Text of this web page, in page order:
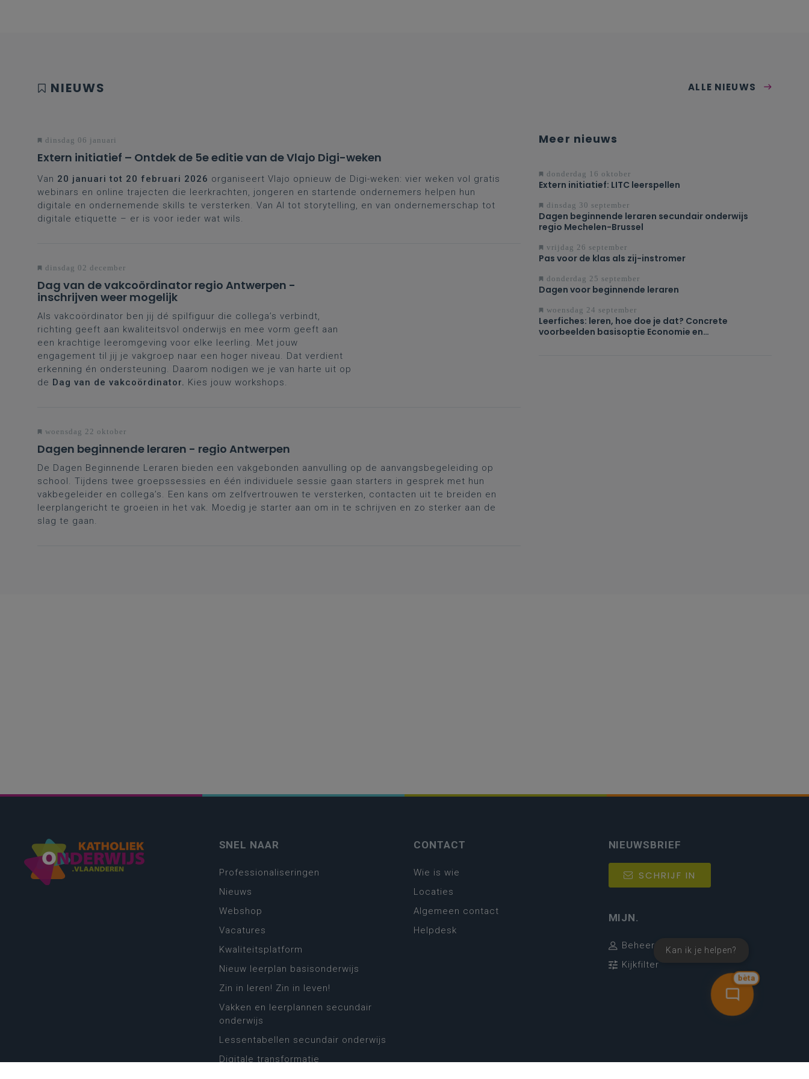
NIEUWS ALLE NIEUWS
dinsdag 06 januari
Extern initiatief – Ontdek de 5e editie van de Vlajo Digi-weken
Van 20 januari tot 20 februari 2026 organiseert Vlajo opnieuw de Digi-weken: vier weken vol gratis
webinars en online trajecten die leerkrachten, jongeren en startende ondernemers helpen hun
digitale en ondernemende skills te versterken. Van AI tot storytelling, en van ondernemerschap tot
digitale etiquette – er is voor ieder wat wils.
dinsdag 02 december
Dag van de vakcoördinator regio Antwerpen -
inschrijven weer mogelijk
Als vakcoördinator ben jij dé spilfiguur die collega’s verbindt,
richting geeft aan kwaliteitsvol onderwijs en mee vorm geeft aan
een krachtige leeromgeving voor elke leerling. Met jouw
engagement til jij je vakgroep naar een hoger niveau. Dat verdient
erkenning én ondersteuning. Daarom nodigen we je van harte uit op
de Dag van de vakcoördinator. Kies jouw workshops.
woensdag 22 oktober
Dagen beginnende leraren - regio Antwerpen
De Dagen Beginnende Leraren bieden een vakgebonden aanvulling op de aanvangsbegeleiding op
school. Tijdens twee groepssessies en één individuele sessie gaan starters in gesprek met hun
vakbegeleider en collega’s. Een kans om zelfvertrouwen te versterken, contacten uit te breiden en
leerplangericht te groeien in het vak. Moedig je starter aan om in te schrijven en zo sterker aan de
slag te gaan.
Meer nieuws
donderdag 16 oktober
Extern initiatief: LITC leerspellen
dinsdag 30 september
Dagen beginnende leraren secundair onderwijs
regio Mechelen-Brussel
vrijdag 26 september
Pas voor de klas als zij-instromer
donderdag 25 september
Dagen voor beginnende leraren
woensdag 24 september
Leerfiches: leren, hoe doe je dat? Concrete
voorbeelden basisoptie Economie en
bèta
Kan ik je helpen?
SNEL NAAR
Professionaliseringen
Nieuws
Webshop
Vacatures
Kwaliteitsplatform
Nieuw leerplan basisonderwijs
Zin in leren! Zin in leven!
Vakken en leerplannen secundair
onderwijs
Lessentabellen secundair onderwijs
Digitale transformatie
CONTACT
Wie is wie
Locaties
Algemeen contact
Helpdesk
NIEUWSBRIEF
SCHRIJF IN
MIJN.
Beheer
Kijkfilter